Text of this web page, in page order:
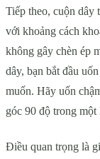
Tiếp theo, cuộn dây
với khoảng cách
không gây chèn ép
dây, bạn bắt đầu
muốn. Hãy uốn
góc 90 độ trong
Điều quan trọng là